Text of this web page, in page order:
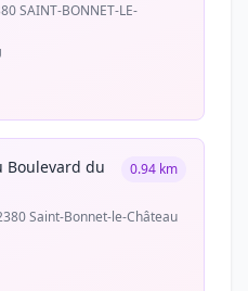
SAINT-BONNET-LE-
Boulevard du
0.94 km
Saint-Bonnet-le-Château